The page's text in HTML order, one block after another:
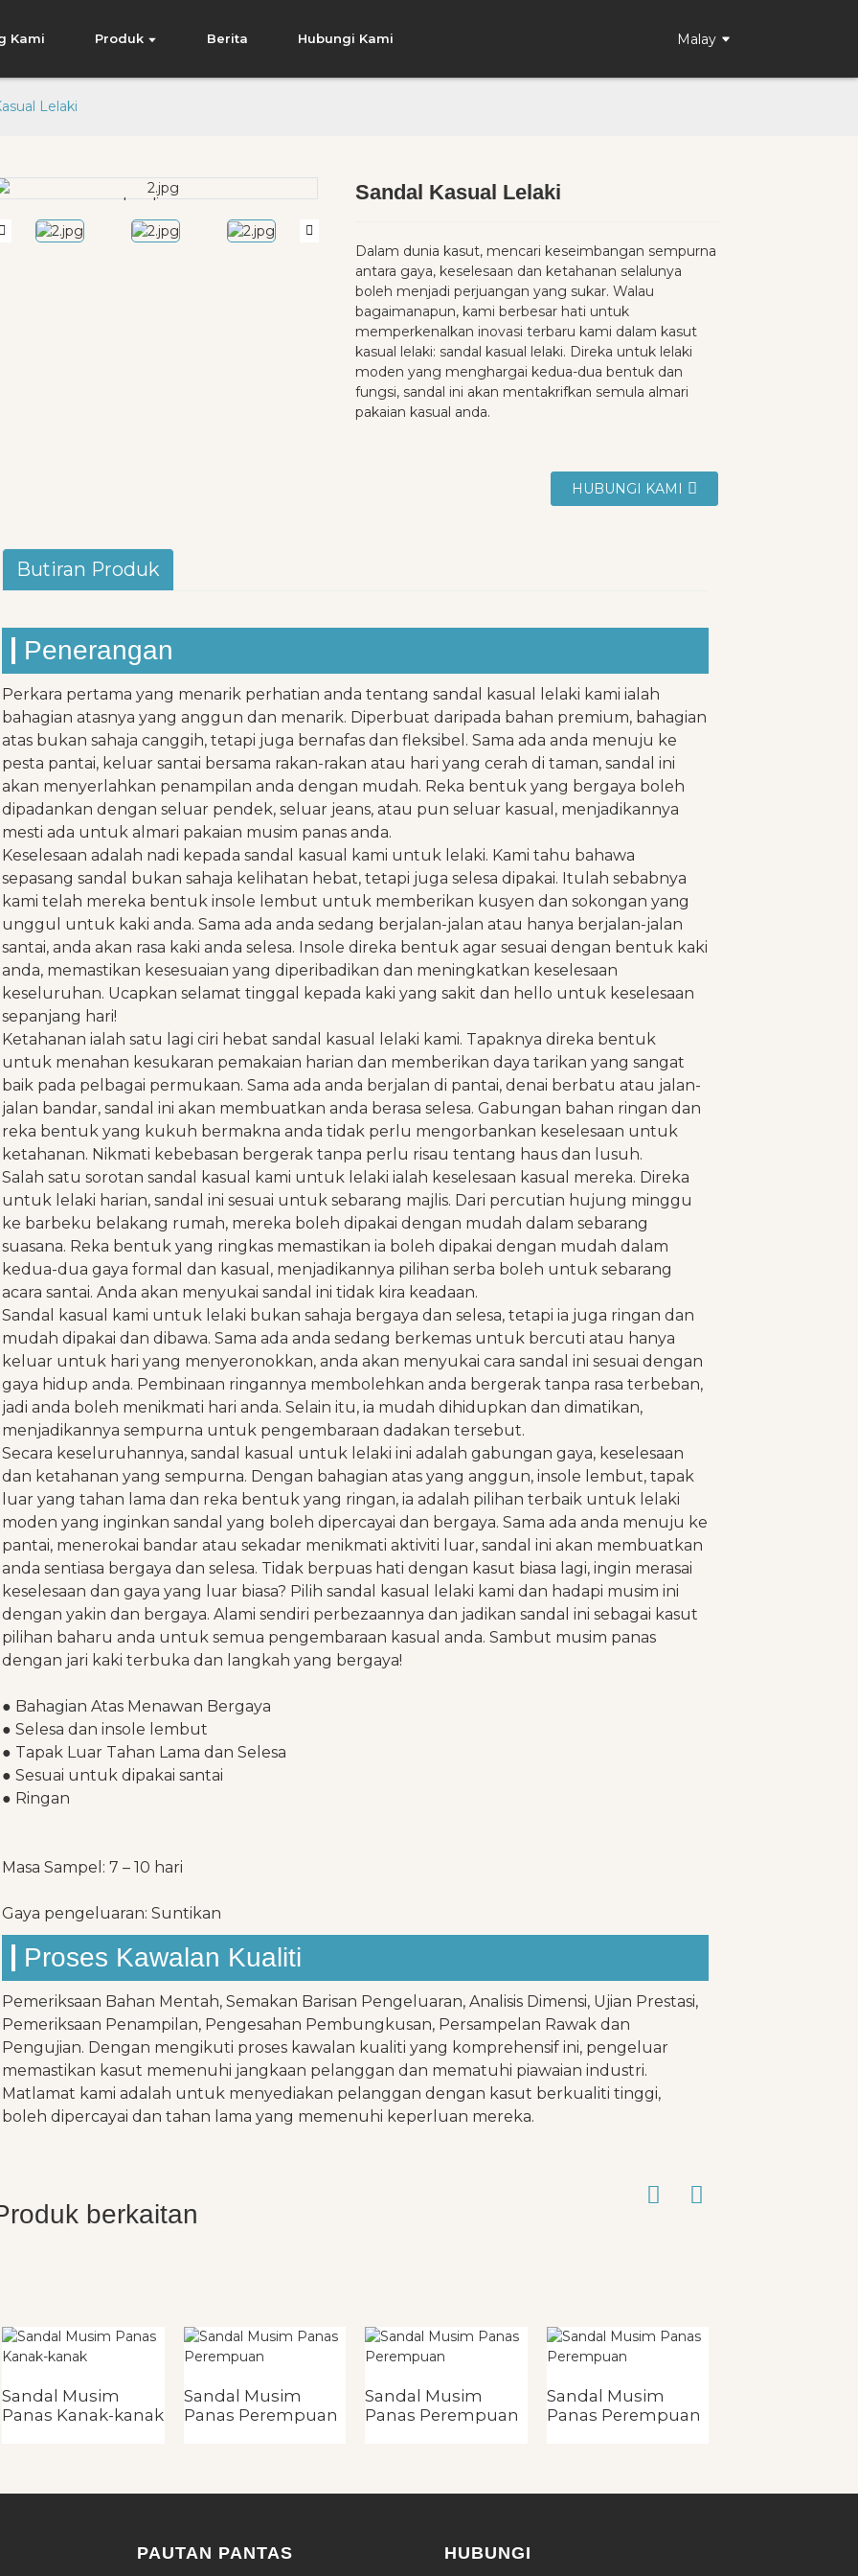
Kami Produk Berita Hubungi Kami Malay
Lelaki
Loading...
Loading... Loading...
Loading...
Sandal Kasual Lelaki
Dalam dunia kasut, mencari keseimbangan sempurna
antara gaya, keselesaan dan ketahanan selalunya
boleh menjadi perjuangan yang sukar. Walau
bagaimanapun, kami berbesar hati untuk
memperkenalkan inovasi terbaru kami dalam kasut
kasual lelaki: sandal kasual lelaki. Direka untuk lelaki
moden yang menghargai kedua-dua bentuk dan
fungsi, sandal ini akan mentakrifkan semula almari
pakaian kasual anda.
HUBUNGI KAMI
Butiran Produk
Penerangan
Perkara pertama yang menarik perhatian anda tentang sandal kasual lelaki kami ialah
bahagian atasnya yang anggun dan menarik. Diperbuat daripada bahan premium, bahagian
atas bukan sahaja canggih, tetapi juga bernafas dan fleksibel. Sama ada anda menuju ke
pesta pantai, keluar santai bersama rakan-rakan atau hari yang cerah di taman, sandal ini
akan menyerlahkan penampilan anda dengan mudah. Reka bentuk yang bergaya boleh
dipadankan dengan seluar pendek, seluar jeans, atau pun seluar kasual, menjadikannya
mesti ada untuk almari pakaian musim panas anda.
Keselesaan adalah nadi kepada sandal kasual kami untuk lelaki. Kami tahu bahawa
sepasang sandal bukan sahaja kelihatan hebat, tetapi juga selesa dipakai. Itulah sebabnya
kami telah mereka bentuk insole lembut untuk memberikan kusyen dan sokongan yang
unggul untuk kaki anda. Sama ada anda sedang berjalan-jalan atau hanya berjalan-jalan
santai, anda akan rasa kaki anda selesa. Insole direka bentuk agar sesuai dengan bentuk kaki
anda, memastikan kesesuaian yang diperibadikan dan meningkatkan keselesaan
keseluruhan. Ucapkan selamat tinggal kepada kaki yang sakit dan hello untuk keselesaan
sepanjang hari!
Ketahanan ialah satu lagi ciri hebat sandal kasual lelaki kami. Tapaknya direka bentuk
untuk menahan kesukaran pemakaian harian dan memberikan daya tarikan yang sangat
baik pada pelbagai permukaan. Sama ada anda berjalan di pantai, denai berbatu atau jalan-
jalan bandar, sandal ini akan membuatkan anda berasa selesa. Gabungan bahan ringan dan
reka bentuk yang kukuh bermakna anda tidak perlu mengorbankan keselesaan untuk
ketahanan. Nikmati kebebasan bergerak tanpa perlu risau tentang haus dan lusuh.
Salah satu sorotan sandal kasual kami untuk lelaki ialah keselesaan kasual mereka. Direka
untuk lelaki harian, sandal ini sesuai untuk sebarang majlis. Dari percutian hujung minggu
ke barbeku belakang rumah, mereka boleh dipakai dengan mudah dalam sebarang
suasana. Reka bentuk yang ringkas memastikan ia boleh dipakai dengan mudah dalam
kedua-dua gaya formal dan kasual, menjadikannya pilihan serba boleh untuk sebarang
acara santai. Anda akan menyukai sandal ini tidak kira keadaan.
Sandal kasual kami untuk lelaki bukan sahaja bergaya dan selesa, tetapi ia juga ringan dan
mudah dipakai dan dibawa. Sama ada anda sedang berkemas untuk bercuti atau hanya
keluar untuk hari yang menyeronokkan, anda akan menyukai cara sandal ini sesuai dengan
gaya hidup anda. Pembinaan ringannya membolehkan anda bergerak tanpa rasa terbeban,
jadi anda boleh menikmati hari anda. Selain itu, ia mudah dihidupkan dan dimatikan,
menjadikannya sempurna untuk pengembaraan dadakan tersebut.
Secara keseluruhannya, sandal kasual untuk lelaki ini adalah gabungan gaya, keselesaan
dan ketahanan yang sempurna. Dengan bahagian atas yang anggun, insole lembut, tapak
luar yang tahan lama dan reka bentuk yang ringan, ia adalah pilihan terbaik untuk lelaki
moden yang inginkan sandal yang boleh dipercayai dan bergaya. Sama ada anda menuju ke
pantai, menerokai bandar atau sekadar menikmati aktiviti luar, sandal ini akan membuatkan
anda sentiasa bergaya dan selesa. Tidak berpuas hati dengan kasut biasa lagi, ingin merasai
keselesaan dan gaya yang luar biasa? Pilih sandal kasual lelaki kami dan hadapi musim ini
dengan yakin dan bergaya. Alami sendiri perbezaannya dan jadikan sandal ini sebagai kasut
pilihan baharu anda untuk semua pengembaraan kasual anda. Sambut musim panas
dengan jari kaki terbuka dan langkah yang bergaya!
● Bahagian Atas Menawan Bergaya
● Selesa dan insole lembut
● Tapak Luar Tahan Lama dan Selesa
● Sesuai untuk dipakai santai
● Ringan
Masa Sampel: 7 – 10 hari
Gaya pengeluaran: Suntikan
Proses Kawalan Kualiti
Pemeriksaan Bahan Mentah, Semakan Barisan Pengeluaran, Analisis Dimensi, Ujian Prestasi,
Pemeriksaan Penampilan, Pengesahan Pembungkusan, Persampelan Rawak dan
Pengujian. Dengan mengikuti proses kawalan kualiti yang komprehensif ini, pengeluar
memastikan kasut memenuhi jangkaan pelanggan dan mematuhi piawaian industri.
Matlamat kami adalah untuk menyediakan pelanggan dengan kasut berkualiti tinggi,
boleh dipercayai dan tahan lama yang memenuhi keperluan mereka.
berkaitan
Sandal Musim
Panas Kanak-kanak
Sandal Musim
Panas Perempuan
Sandal Musim
Panas Perempuan
Sandal Musim
Panas Perempuan
PAUTAN PANTAS HUBUNGI